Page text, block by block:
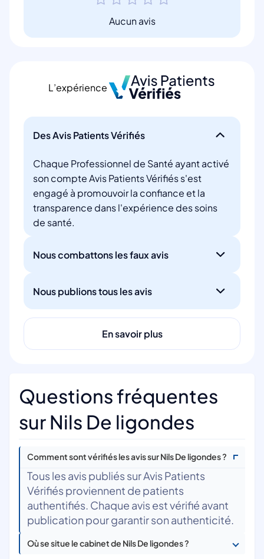
Aucun avis
L’expérience
Des Avis Patients Vérifiés
Chaque Professionnel de Santé ayant activé
son compte Avis Patients Vérifiés s'est
engagé à promouvoir la confiance et la
transparence dans l'expérience des soins
de santé.
Nous combattons les faux avis
Nous publions tous les avis
En savoir plus
Questions fréquentes
sur Nils De ligondes
Comment sont vérifiés les avis sur Nils De ligondes ?
Tous les avis publiés sur Avis Patients
Vérifiés proviennent de patients
authentifiés. Chaque avis est vérifié avant
publication pour garantir son authenticité.
Où se situe le cabinet de Nils De ligondes ?